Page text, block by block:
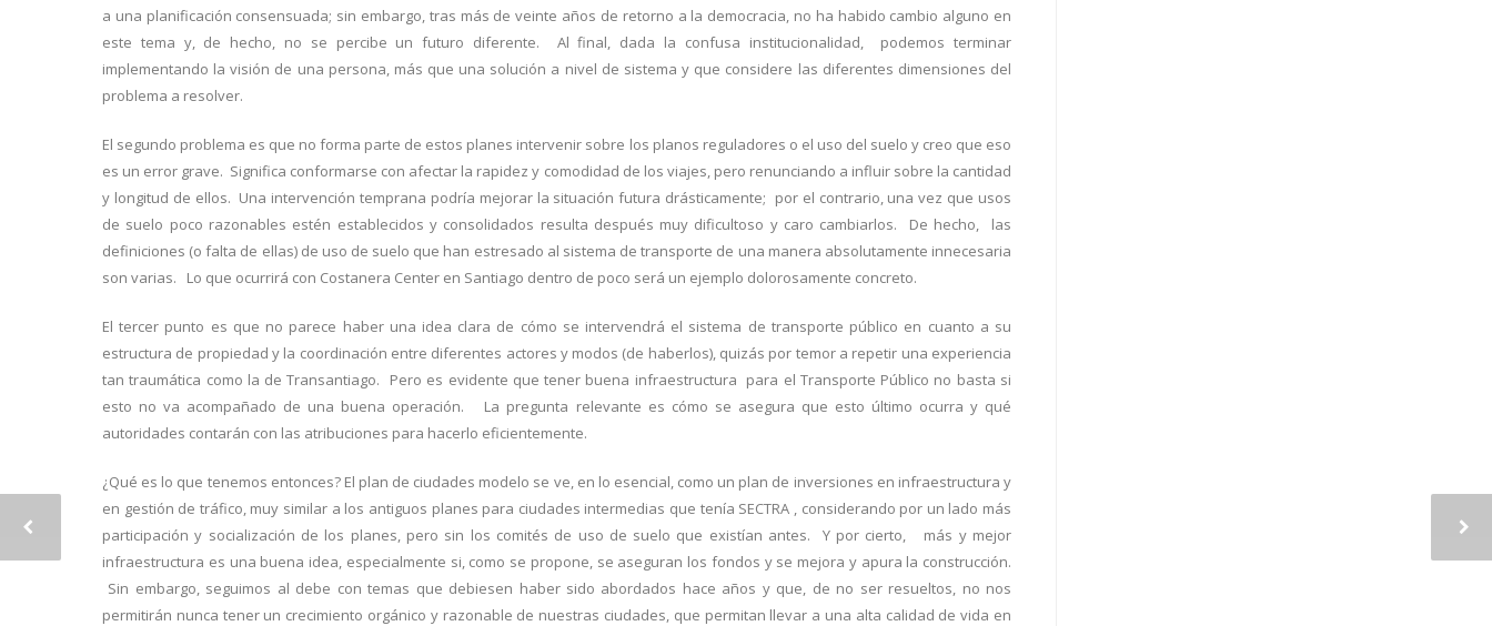
a una planificación consensuada; sin embargo, tras más de veinte años de retorno a la democracia, no ha habido cambio alguno en
este tema y, de hecho, no se percibe un futuro diferente. Al final, dada la confusa institucionalidad, podemos terminar
implementando la visión de una persona, más que una solución a nivel de sistema y que considere las diferentes dimensiones del
problema a resolver.
El segundo problema es que no forma parte de estos planes intervenir sobre los planos reguladores o el uso del suelo y creo que eso
es un error grave. Significa conformarse con afectar la rapidez y comodidad de los viajes, pero renunciando a influir sobre la cantidad
y longitud de ellos. Una intervención temprana podría mejorar la situación futura drásticamente; por el contrario, una vez que usos
de suelo poco razonables estén establecidos y consolidados resulta después muy dificultoso y caro cambiarlos. De hecho, las
definiciones (o falta de ellas) de uso de suelo que han estresado al sistema de transporte de una manera absolutamente innecesaria
son varias. Lo que ocurrirá con Costanera Center en Santiago dentro de poco será un ejemplo dolorosamente concreto.
El tercer punto es que no parece haber una idea clara de cómo se intervendrá el sistema de transporte público en cuanto a su
estructura de propiedad y la coordinación entre diferentes actores y modos (de haberlos), quizás por temor a repetir una experiencia
tan traumática como la de Transantiago. Pero es evidente que tener buena infraestructura para el Transporte Público no basta si
esto no va acompañado de una buena operación. La pregunta relevante es cómo se asegura que esto último ocurra y qué
autoridades contarán con las atribuciones para hacerlo eficientemente.
¿Qué es lo que tenemos entonces? El plan de ciudades modelo se ve, en lo esencial, como un plan de inversiones en infraestructura y
en gestión de tráfico, muy similar a los antiguos planes para ciudades intermedias que tenía SECTRA , considerando por un lado más
participación y socialización de los planes, pero sin los comités de uso de suelo que existían antes. Y por cierto, más y mejor
infraestructura es una buena idea, especialmente si, como se propone, se aseguran los fondos y se mejora y apura la construcción.
Sin embargo, seguimos al debe con temas que debiesen haber sido abordados hace años y que, de no ser resueltos, no nos
permitirán nunca tener un crecimiento orgánico y razonable de nuestras ciudades, que permitan llevar a una alta calidad de vida en